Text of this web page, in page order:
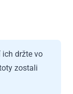
ich držte vo
zostali